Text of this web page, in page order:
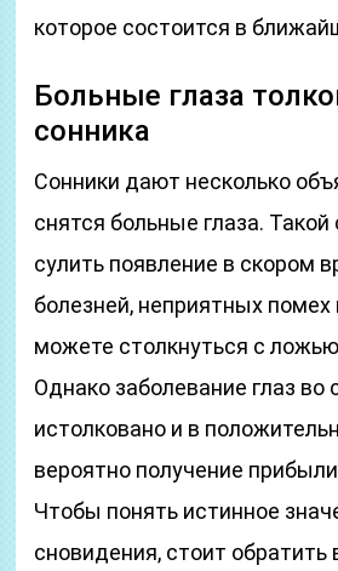
которое состоится в
Больные глаза
сонника
Сонники дают несколько
снятся больные глаза.
сулить появление в скором
болезней, неприятных помех
можете столкнуться с
Однако заболевание глаз
истолковано и в
вероятно получение
Чтобы понять истинное
сновидения, стоит обратить